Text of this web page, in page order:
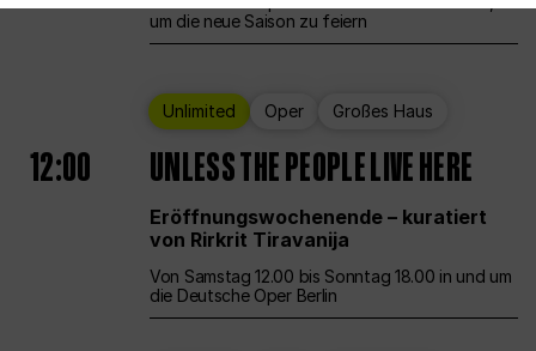
um die neue Saison zu feiern
Unlimited Oper Großes Haus
12:00 UNLESS THE PEOPLE LIVE HERE
Eröffnungswochenende – kuratiert
von Rirkrit Tiravanija
Von Samstag 12.00 bis Sonntag 18.00 in und um
die Deutsche Oper Berlin